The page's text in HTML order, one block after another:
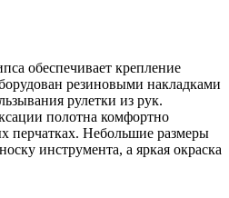
обеспечивает крепление
резиновыми накладками
рулетки из рук.
полотна комфортно
перчатках. Небольшие размеры
инструмента, а яркая окраска